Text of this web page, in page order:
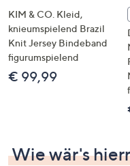
KIM & CO. Kleid,
knieumspielend Brazil
Knit Jersey Bindeband
figurumspielend
€ 99,99
Wie wär's